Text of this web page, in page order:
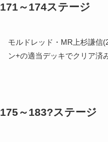
171～174ステージ
モルドレッド・MR上杉謙信
ン+の適当デッキでクリア済み
175～183?ステージ